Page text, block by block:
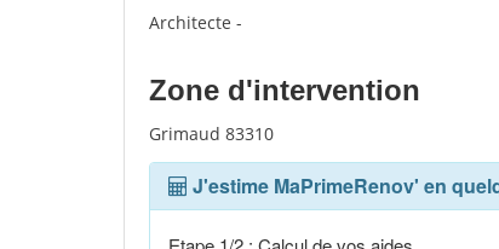
Architecte -
Zone d'intervention
Grimaud 83310